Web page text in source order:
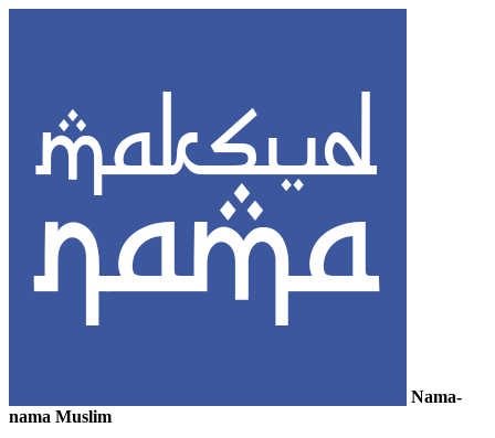
Nama-
nama Muslim